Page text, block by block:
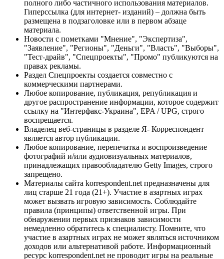
полного либо частичного использования материалов.
Гиперссылка (для интернет- изданий) – должна быть
размещена в подзаголовке или в первом абзаце
материала.
Новости с пометками "Мнение", "Экспертиза",
"Заявление", "Регионы", "Деньги", "Власть", "Выборы",
"Тест-драйв", "Спецпроекты", "Промо" публикуются на
правах рекламы.
Раздел Спецпроекты создается совместно с
коммерческими партнерами.
Любое копирование, публикация, републикация и
другое распространение информации, которое содержит
ссылку на "Интерфакс-Украина", EPA / UPG, строго
воспрещается.
Владелец веб-страницы в разделе Я- Корреспондент
является автор публикации.
Любое копирование, перепечатка и воспроизведение
фотографий и/или аудиовизуальных материалов,
принадлежащих правообладателю Getty Images, строго
запрещено.
Материалы сайта korrespondent.net предназначены для
лиц старше 21 года (21+). Участие в азартных играх
может вызвать игровую зависимость. Соблюдайте
правила (принципы) ответственной игры. При
обнаружении первых признаков зависимости
немедленно обратитесь к специалисту. Помните, что
участие в азартных играх не может являться источником
доходов или альтернативой работе. Информационный
ресурс korrespondent.net не проводит игры на реальные